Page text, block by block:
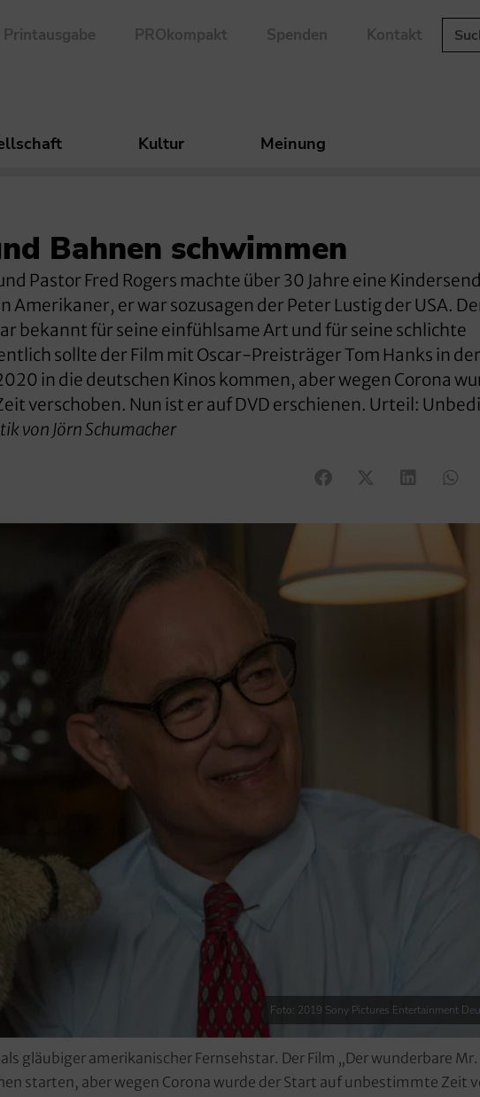
Printausgabe PROkompakt Spenden Kontakt
Kultur Meinung
Bahnen schwimmen
Pastor Fred Rogers machte über 30 Jahre eine
er war sozusagen der Peter Lustig der USA.
bekannt für seine einfühlsame Art und für seine schlichte
sollte der Film mit Oscar-Preisträger Tom Hanks in der
in die deutschen Kinos kommen, aber wegen Corona
verschoben. Nun ist er auf DVD erschienen. Urteil:
von Jörn Schumacher
Foto: 2019 Sony Pictures Entertainment
gläubiger amerikanischer Fernsehstar. Der Film „Der wunderbare
starten, aber wegen Corona wurde der Start auf unbestimmte Zeit